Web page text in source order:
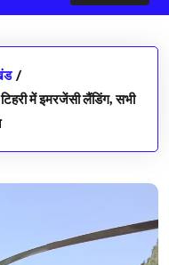
/
में इमरजेंसी लैंडिंग, सभी